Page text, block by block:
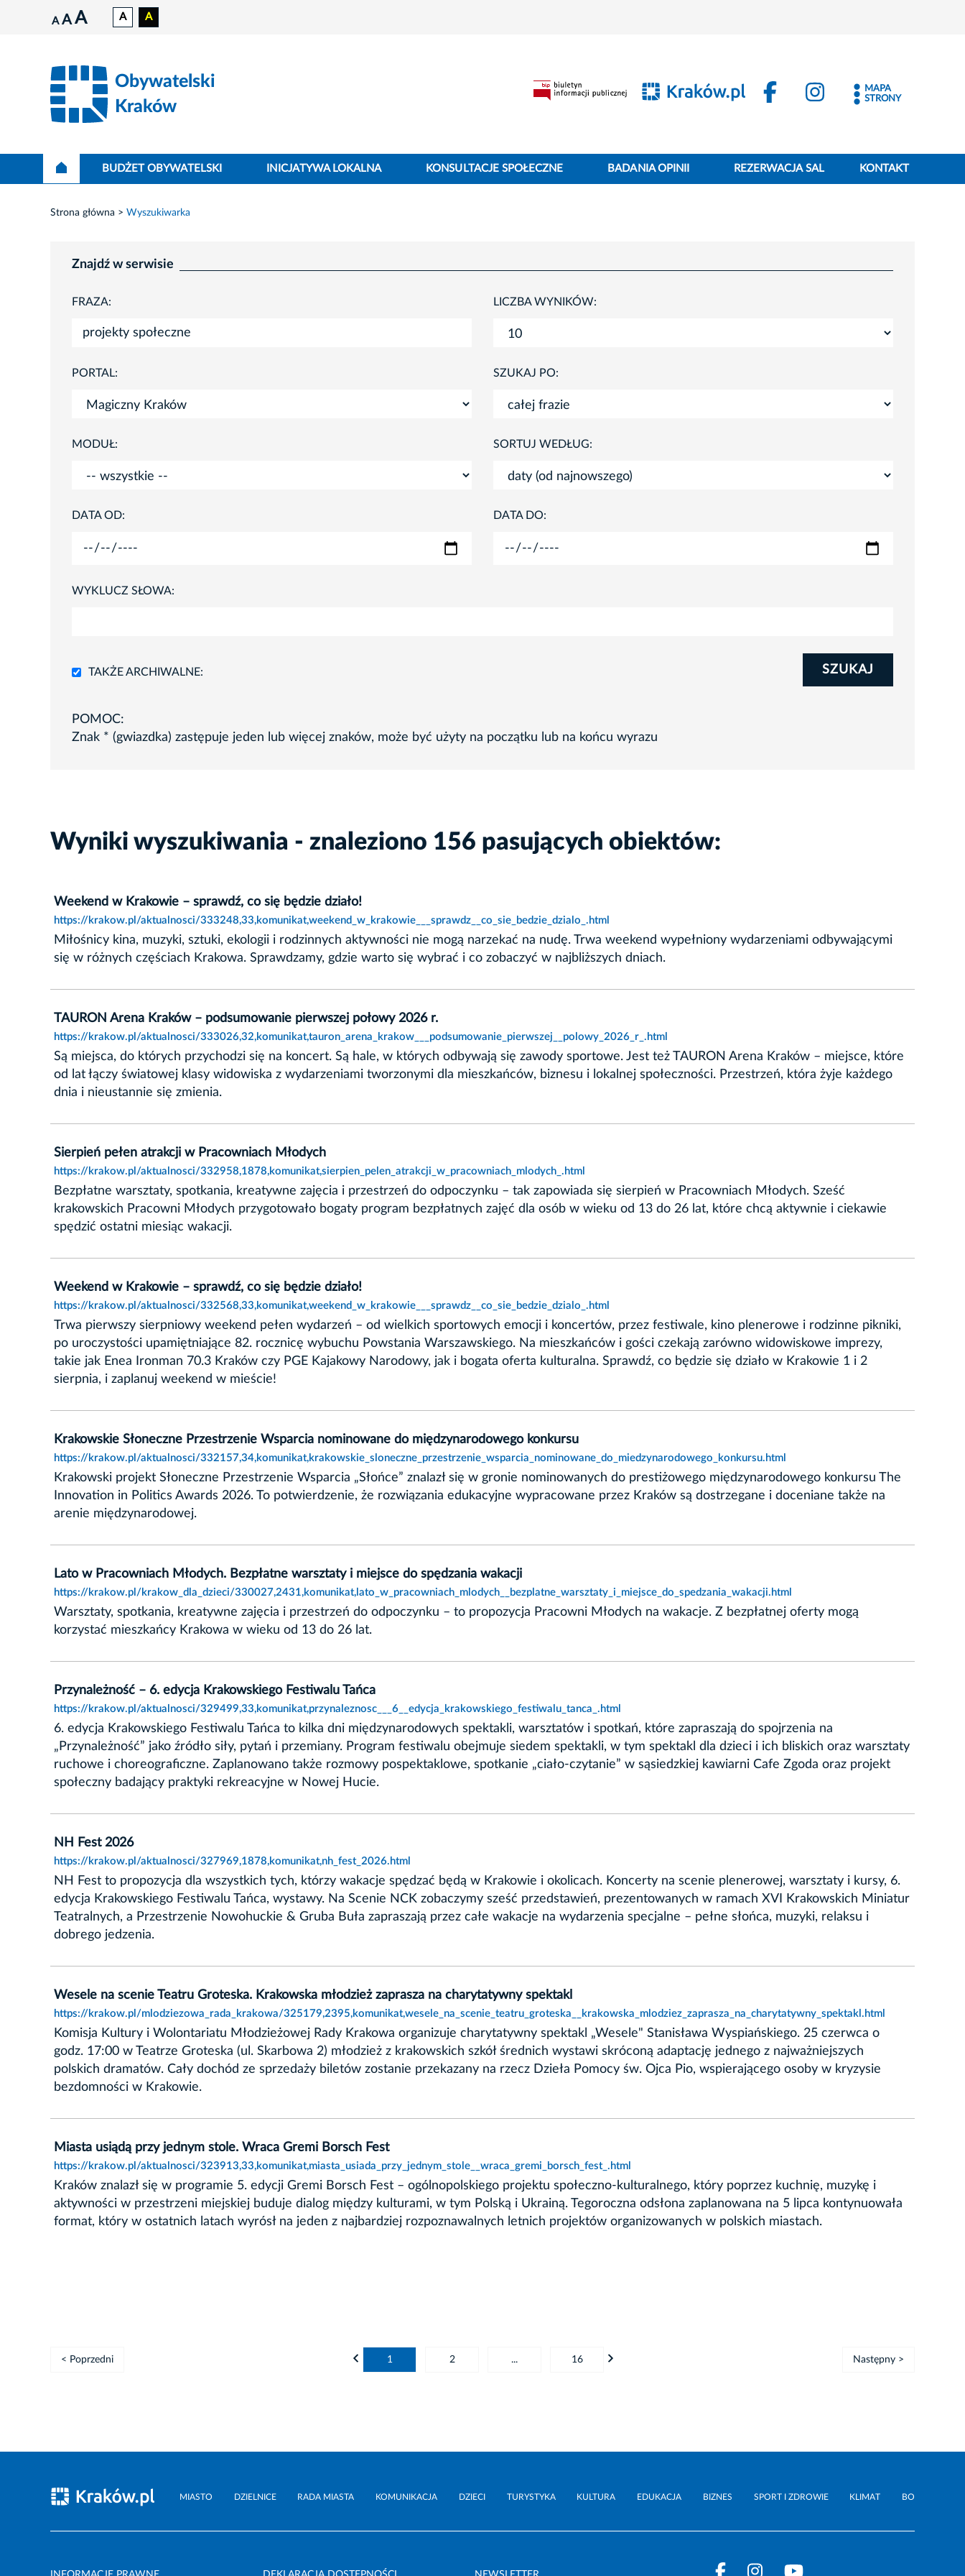
A A A A A
Obywatelski
Kraków
MAPA
STRONY
BUDŻET OBYWATELSKI INICJATYWA LOKALNA KONSULTACJE SPOŁECZNE BADANIA OPINII REZERWACJA SAL KONTAKT
Strona główna Wyszukiwarka
Znajdź w serwisie
FRAZA: LICZBA WYNIKÓW:
PORTAL: SZUKAJ PO:
MODUŁ: SORTUJ WEDŁUG:
DATA OD: DATA DO:
WYKLUCZ SŁOWA:
TAKŻE ARCHIWALNE: SZUKAJ
POMOC:
Znak * (gwiazdka) zastępuje jeden lub więcej znaków, może być użyty na początku lub na końcu wyrazu
Wyniki wyszukiwania - znaleziono 156 pasujących obiektów:
Weekend w Krakowie – sprawdź, co się będzie działo!
https://krakow.pl/aktualnosci/333248,33,komunikat,weekend_w_krakowie___sprawdz__co_sie_bedzie_dzialo_.html
Miłośnicy kina, muzyki, sztuki, ekologii i rodzinnych aktywności nie mogą narzekać na nudę. Trwa weekend wypełniony wydarzeniami odbywającymi
się w różnych częściach Krakowa. Sprawdzamy, gdzie warto się wybrać i co zobaczyć w najbliższych dniach.
TAURON Arena Kraków – podsumowanie pierwszej połowy 2026 r.
https://krakow.pl/aktualnosci/333026,32,komunikat,tauron_arena_krakow___podsumowanie_pierwszej__polowy_2026_r_.html
Są miejsca, do których przychodzi się na koncert. Są hale, w których odbywają się zawody sportowe. Jest też TAURON Arena Kraków – miejsce, które
od lat łączy światowej klasy widowiska z wydarzeniami tworzonymi dla mieszkańców, biznesu i lokalnej społeczności. Przestrzeń, która żyje każdego
dnia i nieustannie się zmienia.
Sierpień pełen atrakcji w Pracowniach Młodych
https://krakow.pl/aktualnosci/332958,1878,komunikat,sierpien_pelen_atrakcji_w_pracowniach_mlodych_.html
Bezpłatne warsztaty, spotkania, kreatywne zajęcia i przestrzeń do odpoczynku – tak zapowiada się sierpień w Pracowniach Młodych. Sześć
krakowskich Pracowni Młodych przygotowało bogaty program bezpłatnych zajęć dla osób w wieku od 13 do 26 lat, które chcą aktywnie i ciekawie
spędzić ostatni miesiąc wakacji.
Weekend w Krakowie – sprawdź, co się będzie działo!
https://krakow.pl/aktualnosci/332568,33,komunikat,weekend_w_krakowie___sprawdz__co_sie_bedzie_dzialo_.html
Trwa pierwszy sierpniowy weekend pełen wydarzeń – od wielkich sportowych emocji i koncertów, przez festiwale, kino plenerowe i rodzinne pikniki,
po uroczystości upamiętniające 82. rocznicę wybuchu Powstania Warszawskiego. Na mieszkańców i gości czekają zarówno widowiskowe imprezy,
takie jak Enea Ironman 70.3 Kraków czy PGE Kajakowy Narodowy, jak i bogata oferta kulturalna. Sprawdź, co będzie się działo w Krakowie 1 i 2
sierpnia, i zaplanuj weekend w mieście!
Krakowskie Słoneczne Przestrzenie Wsparcia nominowane do międzynarodowego konkursu
https://krakow.pl/aktualnosci/332157,34,komunikat,krakowskie_sloneczne_przestrzenie_wsparcia_nominowane_do_miedzynarodowego_konkursu.html
Krakowski projekt Słoneczne Przestrzenie Wsparcia „Słońce” znalazł się w gronie nominowanych do prestiżowego międzynarodowego konkursu The
Innovation in Politics Awards 2026. To potwierdzenie, że rozwiązania edukacyjne wypracowane przez Kraków są dostrzegane i doceniane także na
arenie międzynarodowej.
Lato w Pracowniach Młodych. Bezpłatne warsztaty i miejsce do spędzania wakacji
https://krakow.pl/krakow_dla_dzieci/330027,2431,komunikat,lato_w_pracowniach_mlodych__bezplatne_warsztaty_i_miejsce_do_spedzania_wakacji.html
Warsztaty, spotkania, kreatywne zajęcia i przestrzeń do odpoczynku – to propozycja Pracowni Młodych na wakacje. Z bezpłatnej oferty mogą
korzystać mieszkańcy Krakowa w wieku od 13 do 26 lat.
Przynależność – 6. edycja Krakowskiego Festiwalu Tańca
https://krakow.pl/aktualnosci/329499,33,komunikat,przynaleznosc___6__edycja_krakowskiego_festiwalu_tanca_.html
6. edycja Krakowskiego Festiwalu Tańca to kilka dni międzynarodowych spektakli, warsztatów i spotkań, które zapraszają do spojrzenia na
„Przynależność” jako źródło siły, pytań i przemiany. Program festiwalu obejmuje siedem spektakli, w tym spektakl dla dzieci i ich bliskich oraz warsztaty
ruchowe i choreograficzne. Zaplanowano także rozmowy pospektaklowe, spotkanie „ciało-czytanie” w sąsiedzkiej kawiarni Cafe Zgoda oraz projekt
społeczny badający praktyki rekreacyjne w Nowej Hucie.
NH Fest 2026
https://krakow.pl/aktualnosci/327969,1878,komunikat,nh_fest_2026.html
NH Fest to propozycja dla wszystkich tych, którzy wakacje spędzać będą w Krakowie i okolicach. Koncerty na scenie plenerowej, warsztaty i kursy, 6.
edycja Krakowskiego Festiwalu Tańca, wystawy. Na Scenie NCK zobaczymy sześć przedstawień, prezentowanych w ramach XVI Krakowskich Miniatur
Teatralnych, a Przestrzenie Nowohuckie & Gruba Buła zapraszają przez całe wakacje na wydarzenia specjalne – pełne słońca, muzyki, relaksu i
dobrego jedzenia.
Wesele na scenie Teatru Groteska. Krakowska młodzież zaprasza na charytatywny spektakl
https://krakow.pl/mlodziezowa_rada_krakowa/325179,2395,komunikat,wesele_na_scenie_teatru_groteska__krakowska_mlodziez_zaprasza_na_charytatywny_spektakl.html
Komisja Kultury i Wolontariatu Młodzieżowej Rady Krakowa organizuje charytatywny spektakl „Wesele" Stanisława Wyspiańskiego. 25 czerwca o
godz. 17:00 w Teatrze Groteska (ul. Skarbowa 2) młodzież z krakowskich szkół średnich wystawi skróconą adaptację jednego z najważniejszych
polskich dramatów. Cały dochód ze sprzedaży biletów zostanie przekazany na rzecz Dzieła Pomocy św. Ojca Pio, wspierającego osoby w kryzysie
bezdomności w Krakowie.
Miasta usiądą przy jednym stole. Wraca Gremi Borsch Fest
https://krakow.pl/aktualnosci/323913,33,komunikat,miasta_usiada_przy_jednym_stole__wraca_gremi_borsch_fest_.html
Kraków znalazł się w programie 5. edycji Gremi Borsch Fest – ogólnopolskiego projektu społeczno-kulturalnego, który poprzez kuchnię, muzykę i
aktywności w przestrzeni miejskiej buduje dialog między kulturami, w tym Polską i Ukrainą. Tegoroczna odsłona zaplanowana na 5 lipca kontynuowała
format, który w ostatnich latach wyrósł na jeden z najbardziej rozpoznawalnych letnich projektów organizowanych w polskich miastach.
< Poprzedni 1 2 ... 16 Następny >
MIASTO DZIELNICE RADA MIASTA KOMUNIKACJA DZIECI TURYSTYKA KULTURA EDUKACJA BIZNES SPORT I ZDROWIE KLIMAT BO